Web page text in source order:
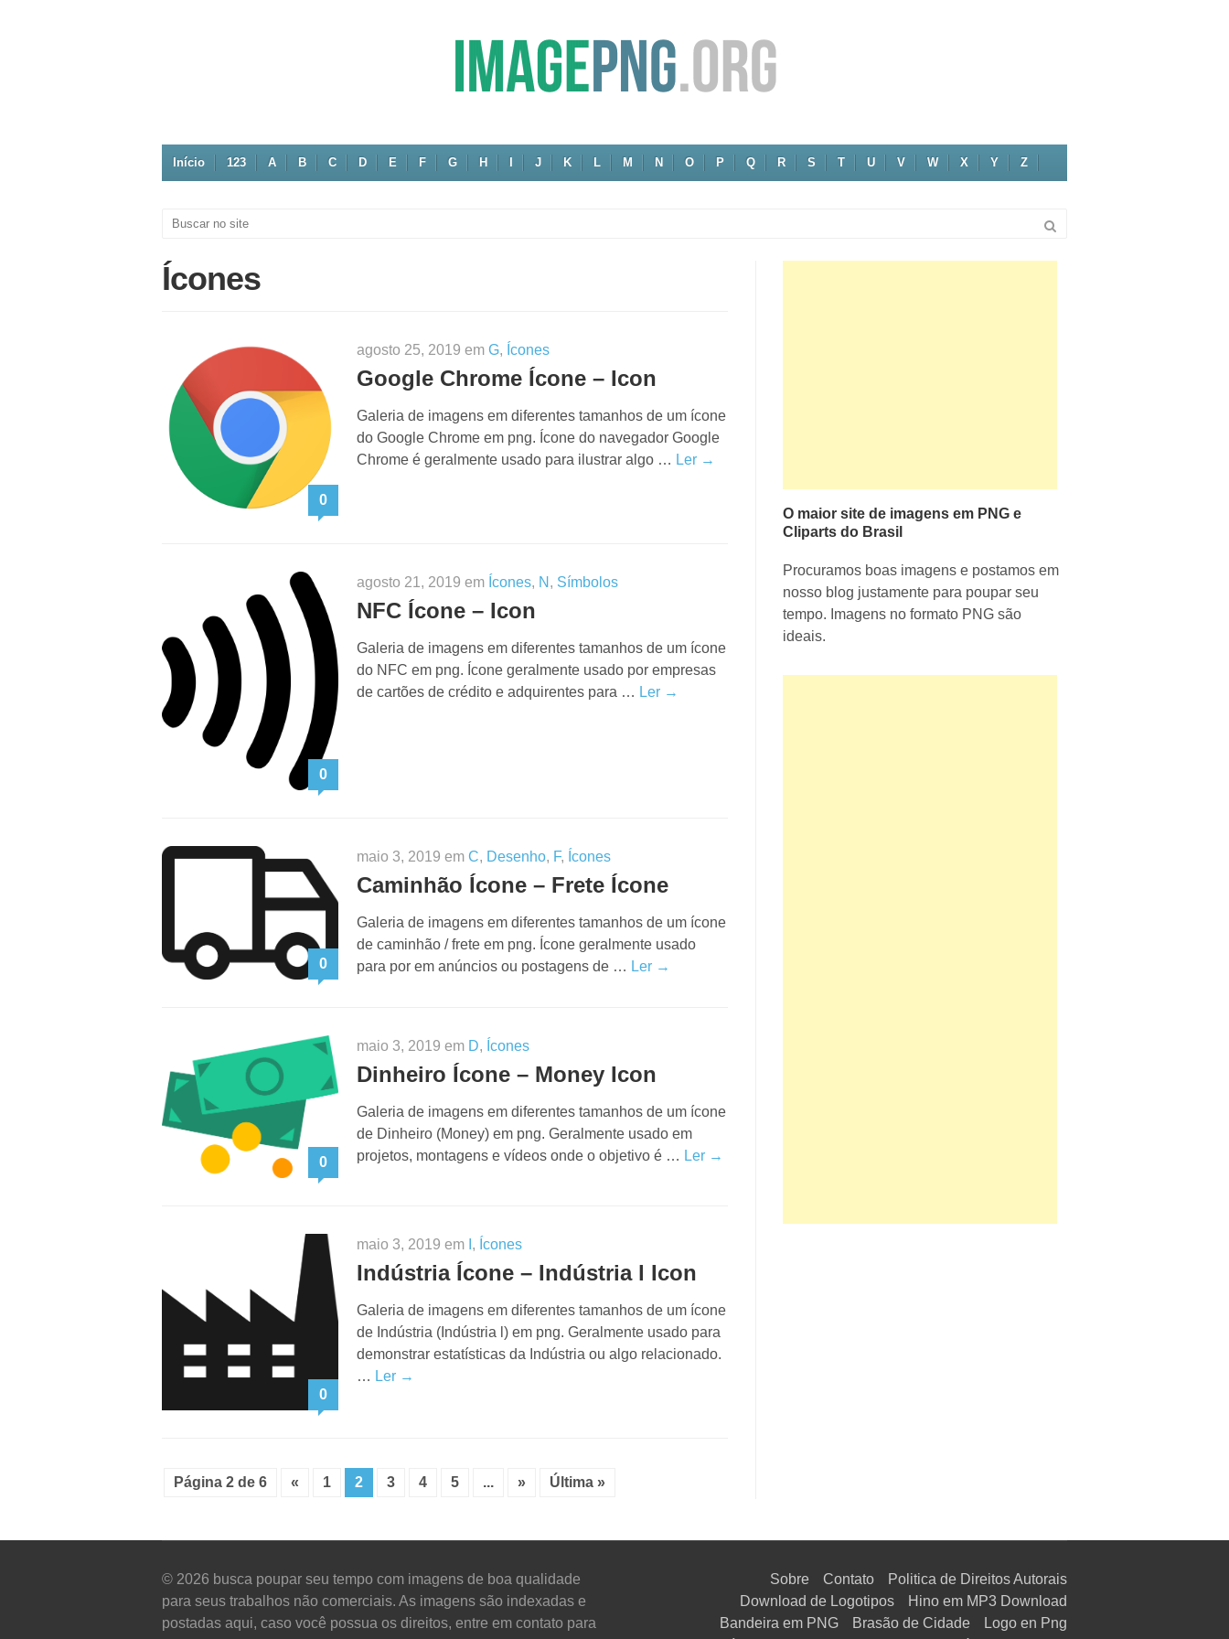
Início 123 A B C D E F G H J K L M N O P Q R S T U V W X Y Z
Ícones
0
agosto 25, 2019 em G, Ícones
Google Chrome Ícone – Icon
Galeria de imagens em diferentes tamanhos de um ícone
do Google Chrome em png. Ícone do navegador Google
Chrome é geralmente usado para ilustrar algo … Ler →
0
agosto 21, 2019 em Ícones, N , Símbolos
NFC Ícone – Icon
Galeria de imagens em diferentes tamanhos de um ícone
do NFC em png. Ícone geralmente usado por empresas
de cartões de crédito e adquirentes para … Ler →
0
maio 3, 2019 em C, Desenho, F, Ícones
Caminhão Ícone – Frete Ícone
Galeria de imagens em diferentes tamanhos de um ícone
de caminhão / frete em png. Ícone geralmente usado
para por em anúncios ou postagens de … Ler →
0
maio 3, 2019 em D, Ícones
Dinheiro Ícone – Money Icon
Galeria de imagens em diferentes tamanhos de um ícone
de Dinheiro (Money) em png. Geralmente usado em
projetos, montagens e vídeos onde o objetivo é … Ler →
0
maio 3, 2019 em , Ícones
Indústria Ícone – Indústria l Icon
Galeria de imagens em diferentes tamanhos de um ícone
de Indústria (Indústria l) em png. Geralmente usado para
demonstrar estatísticas da Indústria ou algo relacionado.
… Ler →
Página 2 de 6 « 1 2 3 4 5 ... » Última »
O maior site de imagens em PNG e
Cliparts do Brasil
Procuramos boas imagens e postamos em
nosso blog justamente para poupar seu
tempo. Imagens no formato PNG são
ideais.
© 2026 busca poupar seu tempo com imagens de boa qualidade
para seus trabalhos não comerciais. As imagens são indexadas e
postadas aqui, caso você possua os direitos, entre em contato para
Sobre Contato
Politica de Direitos Autorais
Download de Logotipos
Hino em MP3 Download
Bandeira em PNG
Brasão de Cidade
Logo en Png